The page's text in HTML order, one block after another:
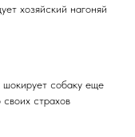
хозяйский нагоняй
собаку еще
страхов